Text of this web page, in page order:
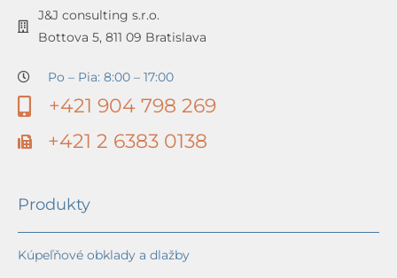
J&J consulting s.r.o.
Bottova 5, 811 09 Bratislava
Po – Pia: 8:00 – 17:00
+421 904 798 269
+421 2 6383 0138
Produkty
Kúpeľňové obklady a dlažby